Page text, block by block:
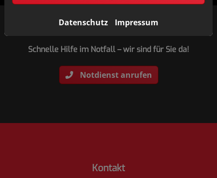
Schnelle Hilfe im Notfall – wir sind für Sie da!
Notdienst anrufen
Kontakt
Datenschutz Impressum